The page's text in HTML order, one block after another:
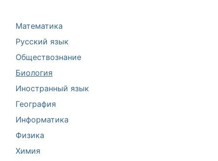
Математика
Русский язык
Обществознание
Биология
Иностранный язык
География
Информатика
Физика
Химия